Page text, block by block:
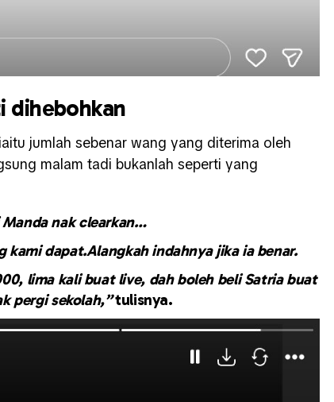
dihebohkan
jumlah sebenar wang yang diterima oleh
malam tadi bukanlah seperti yang
Manda nak clearkan…
kami dapat.Alangkah indahnya jika ia benar.
lima kali buat live, dah boleh beli Satria buat
pergi sekolah,”tulisnya.